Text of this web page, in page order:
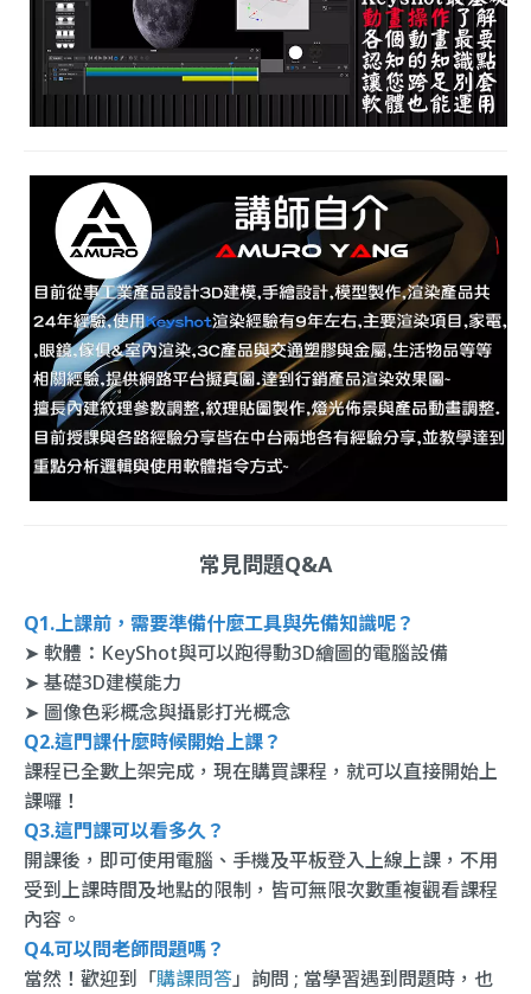
常見問題Q&A
Q1.上課前，需要準備什麼工具與先備知識呢？
➤ 軟體：KeyShot與可以跑得動3D繪圖的電腦設備
➤ 基礎3D建模能力
➤ 圖像色彩概念與攝影打光概念
Q2.這門課什麼時候開始上課？
課程已全數上架完成，現在購買課程，就可以直接開始上
課囉！
Q3.這門課可以看多久？
開課後，即可使用電腦、手機及平板登入上線上課，不用
受到上課時間及地點的限制，皆可無限次數重複觀看課程
內容。
Q4.可以問老師問題嗎？
當然！歡迎到「購課問答」詢問 ; 當學習遇到問題時，也